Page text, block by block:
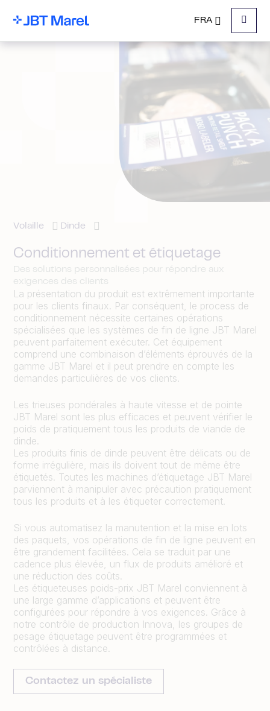
FRA
Menu
Volaille Dinde
Conditionnement et étiquetage
Des solutions personnalisées pour répondre aux
exigences des clients
La présentation du produit est extrêmement importante
pour les clients finaux. Par conséquent, le process de
conditionnement nécessite certaines opérations
spécialisées que les systèmes de fin de ligne JBT Marel
peuvent parfaitement exécuter. Cet équipement
comprend une combinaison d’éléments éprouvés de la
gamme JBT Marel et il peut prendre en compte les
demandes particulières de vos clients.
Les trieuses pondérales à haute vitesse et de pointe
JBT Marel sont les plus efficaces et peuvent vérifier le
poids de pratiquement tous les produits de viande de
dinde.
Les produits finis de dinde peuvent être délicats ou de
forme irrégulière, mais ils doivent tout de même être
étiquetés. Toutes les machines d’étiquetage JBT Marel
parviennent à manipuler avec précaution pratiquement
tous les produits et à les étiqueter correctement.
Si vous automatisez la manutention et la mise en lots
des paquets, vos opérations de fin de ligne peuvent en
être grandement facilitées. Cela se traduit par une
cadence plus élevée, un flux de produits amélioré et
une réduction des coûts.
Les étiqueteuses poids-prix JBT Marel conviennent à
une large gamme d’applications et peuvent être
configurées pour répondre à vos exigences. Grâce à
notre contrôle de production Innova, les groupes de
pesage étiquetage peuvent être programmées et
contrôlées à distance.
Contactez un spécialiste